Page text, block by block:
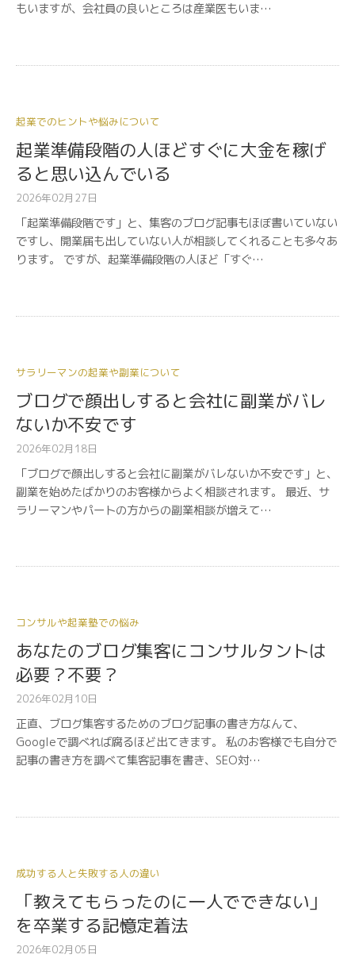
もいますが、会社員の良いところは産業医もいま…
起業でのヒントや悩みについて
起業準備段階の人ほどすぐに大金を稼げ
ると思い込んでいる
2026年02月27日
「起業準備段階です」と、集客のブログ記事もほぼ書いていない
ですし、開業届も出していない人が相談してくれることも多々あ
ります。 ですが、起業準備段階の人ほど「すぐ…
サラリーマンの起業や副業について
ブログで顔出しすると会社に副業がバレ
ないか不安です
2026年02月18日
「ブログで顔出しすると会社に副業がバレないか不安です」と、
副業を始めたばかりのお客様からよく相談されます。 最近、サ
ラリーマンやパートの方からの副業相談が増えて…
コンサルや起業塾での悩み
あなたのブログ集客にコンサルタントは
必要？不要？
2026年02月10日
正直、ブログ集客するためのブログ記事の書き方なんて、
Googleで調べれば腐るほど出てきます。 私のお客様でも自分で
記事の書き方を調べて集客記事を書き、SEO対…
成功する人と失敗する人の違い
「教えてもらったのに一人でできない」
を卒業する記憶定着法
2026年02月05日